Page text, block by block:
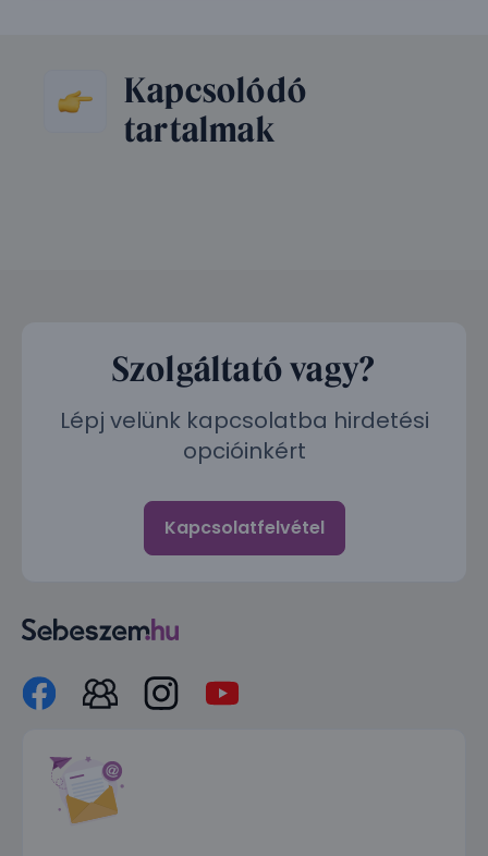
Kapcsolódó
tartalmak
Szolgáltató vagy?
Lépj velünk kapcsolatba hirdetési
opcióinkért
Kapcsolatfelvétel